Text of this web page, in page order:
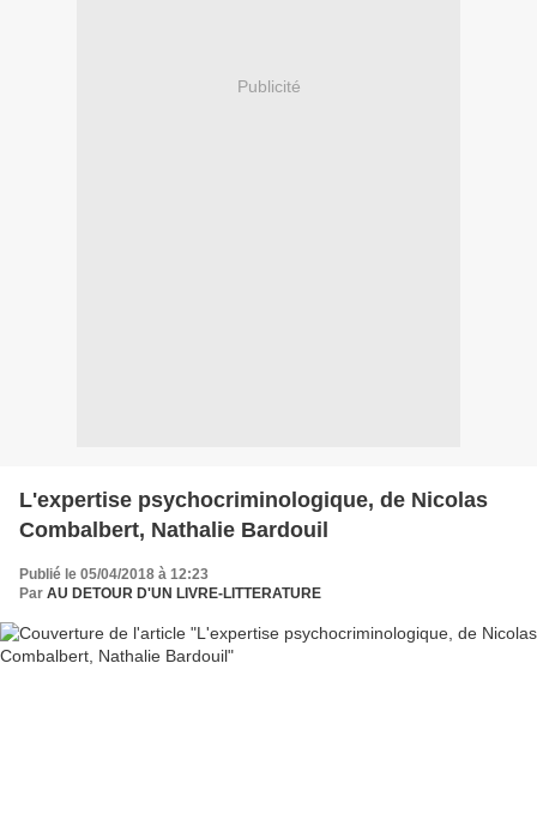
Publicité
L'expertise psychocriminologique, de Nicolas
Combalbert, Nathalie Bardouil
Publié le 05/04/2018 à 12:23
Par AU DETOUR D'UN LIVRE-LITTERATURE